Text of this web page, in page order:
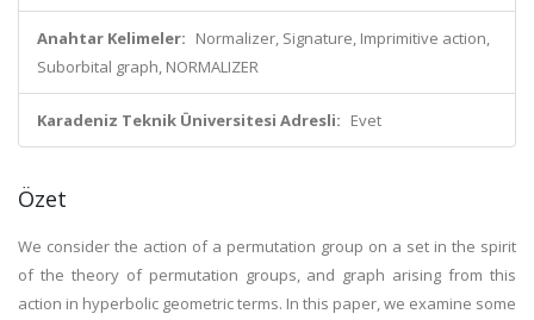
Anahtar Kelimeler: Normalizer, Signature, Imprimitive action,
Suborbital graph, NORMALIZER
Karadeniz Teknik Üniversitesi Adresli: Evet
Özet
We consider the action of a permutation group on a set in the spirit
of the theory of permutation groups, and graph arising from this
action in hyperbolic geometric terms. In this paper, we examine some